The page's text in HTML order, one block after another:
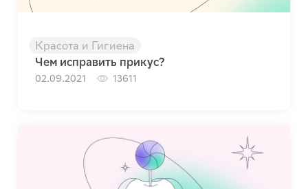
Красота и Гигиена
Чем исправить прикус?
02.09.2021 13611